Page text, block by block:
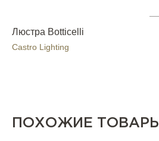
Люстра Botticelli
Castro Lighting
ПОХОЖИЕ ТОВАРЫ